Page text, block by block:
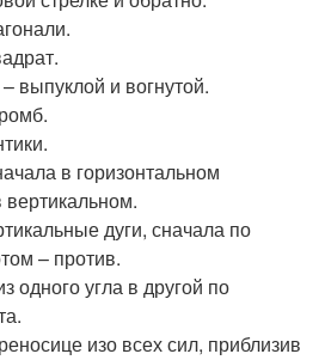
выпуклой и вогнутой.
в горизонтальном
дуги, сначала по
– против.
одного угла в другой по
изо всех сил, приблизив